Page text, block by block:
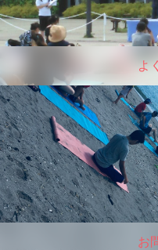
よ
お